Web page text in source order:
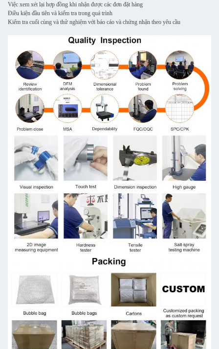
Việc xem xét lại hợp đồng khi nhận được các đơn đặt hàng
Điều kiện đầu tiên và kiểm tra trong quá trình
Kiểm tra cuối cùng và thử nghiệm với báo cáo và chứng nhận theo yêu cầu